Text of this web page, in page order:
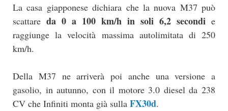
La casa giapponese dichiara che la nuova M37 può
scattare da 0 a 100 km/h in soli 6,2 secondi e
raggiunge la velocità massima autolimitata di 250
km/h.
Della M37 ne arriverà poi anche una versione a
gasolio, in autunno, con il motore 3.0 diesel da 238
CV che Infiniti monta già sulla FX30d.